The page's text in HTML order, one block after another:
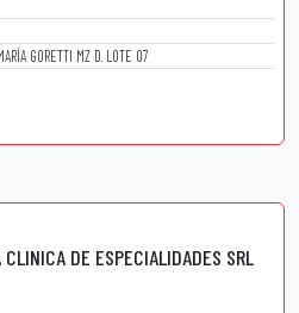
GORETTI MZ D. LOTE 07
CLINICA DE ESPECIALIDADES SRL